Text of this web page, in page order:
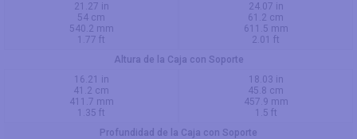
21.27 in
54 cm
540.2 mm
1.77 ft
24.07 in
61.2 cm
611.5 mm
2.01 ft
Altura de la Caja con Soporte
16.21 in
41.2 cm
411.7 mm
1.35 ft
18.03 in
45.8 cm
457.9 mm
1.5 ft
Profundidad de la Caja con Soporte